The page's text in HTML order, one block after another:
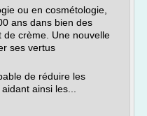
ou en cosmétologie,
ans dans bien des
crème. Une nouvelle
ses vertus
de réduire les
ainsi les...